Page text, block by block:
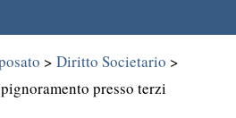
> Diritto Societario >
presso terzi